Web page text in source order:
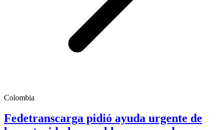
Colombia
Fedetranscarga pidió ayuda urgente de